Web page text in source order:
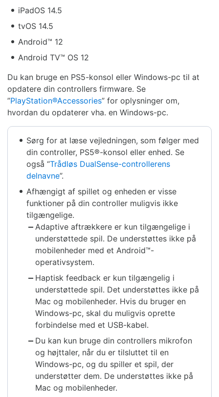
iPadOS 14.5
tvOS 14.5
Android™ 12
Android TV™ OS 12
Du kan bruge en PS5-konsol eller Windows-pc til at
opdatere din controllers firmware. Se
”PlayStation®Accessories” for oplysninger om,
hvordan du opdaterer vha. en Windows-pc.
Sørg for at læse vejledningen, som følger med
din controller, PS5®-konsol eller enhed. Se
også “Trådløs DualSense-controllerens
delnavne”.
Afhængigt af spillet og enheden er visse
funktioner på din controller muligvis ikke
tilgængelige.
Adaptive aftrækkere er kun tilgængelige i
understøttede spil. De understøttes ikke på
mobilenheder med et Android™-
operativsystem.
Haptisk feedback er kun tilgængelig i
understøttede spil. Det understøttes ikke på
Mac og mobilenheder. Hvis du bruger en
Windows-pc, skal du muligvis oprette
forbindelse med et USB-kabel.
Du kan kun bruge din controllers mikrofon
og højttaler, når du er tilsluttet til en
Windows-pc, og du spiller et spil, der
understøtter dem. De understøttes ikke på
Mac og mobilenheder.